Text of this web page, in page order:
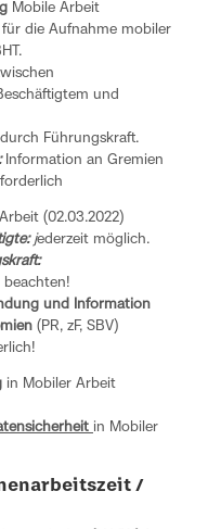
Mobile Arbeit
für die Aufnahme mobiler
und
Führungskraft.
Information an Gremien
(02.03.2022)
jederzeit möglich.
beachten!
und Information
(PR, zF, SBV)
in Mobiler Arbeit
in Mobiler
/